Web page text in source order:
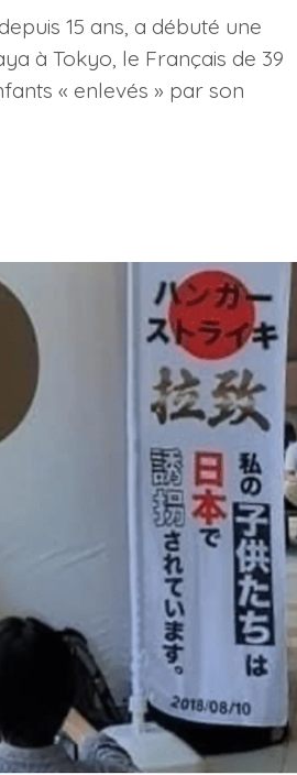
15 ans, a débuté une
à Tokyo, le Français de 39
« enlevés » par son